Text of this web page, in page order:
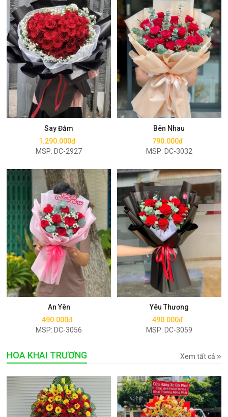
Say Đắm
1.290.000đ
MSP: DC-2927
Mua ngay
Bên Nhau
790.000đ
MSP: DC-3032
Mua ngay
An Yên
490.000đ
MSP: DC-3056
Mua ngay
Yêu Thương
490.000đ
MSP: DC-3059
Mua ngay
HOA KHAI TRƯƠNG Xem tất cả